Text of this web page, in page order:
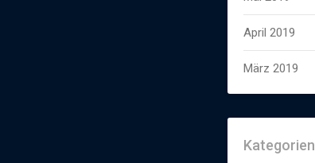
April 2019
März 2019
Kategorien